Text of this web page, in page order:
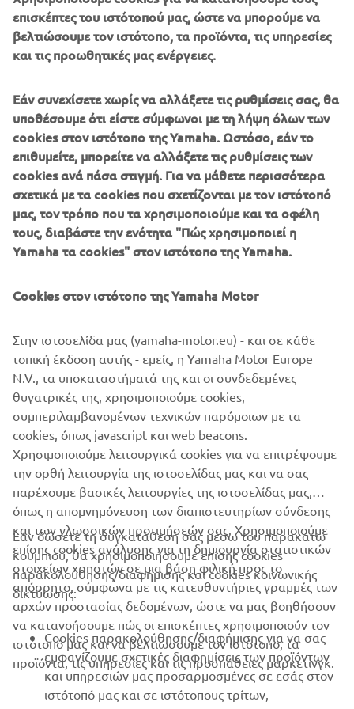
βοηθήσουν στον καθαρισμό της λίμνης. Από τις
προετοιμασίες για την αναχώρηση έως και τον
καθαρισμό μετά την επιστροφή μας στο λιμάνι, οι
ένας από τον άλλον καθόλη την διάρκεια.
Εκείνη την ημέρα, μαζεύτηκαν περίπου 240 κιλά
σκουπίδια από το νερό και συσκευάστηκαν σε 138
σακούλες. Ελπίζουμε αυτή η εκδήλωση ευγνωμοσύνης
που διοργανώνεται από την Yamaha Motor, να συνεχιστεί
για πολλά ακόμη χρόνια.
©Yamaha Motor Europe N.V. / Yamaha Motor Co., Ltd.
δεν επιτρέπεται να χρησιμοποιηθούν για εμπορικούς ή μη
εμπορικούς σκοπούς χωρίς τη ρητή γραπτή συγκατάθεση
της Yamaha Motor Europe N.V. ή/και της Yamaha Motor
Co., Ltd.
Πάντα, να οδηγείτε με ασφάλεια και να τηρείτε τους
κανόνες οδικής κυκλοφορίας.
ΕΤΑΙΡΕΊΑ
B2B
ΠΕΡΙΣΣΌΤΕΡΑ YAMAHA
SUPPORT
επισκέπτες του ιστότοπού μας, ώστε να μπορούμε να
βελτιώσουμε τον ιστότοπο, τα προϊόντα, τις υπηρεσίες
και τις προωθητικές μας ενέργειες.
Εάν συνεχίσετε χωρίς να αλλάξετε τις ρυθμίσεις σας, θα
υποθέσουμε ότι είστε σύμφωνοι με τη λήψη όλων των
cookies στον ιστότοπο της Yamaha. Ωστόσο, εάν το
επιθυμείτε, μπορείτε να αλλάξετε τις ρυθμίσεις των
cookies ανά πάσα στιγμή. Για να μάθετε περισσότερα
σχετικά με τα cookies που σχετίζονται με τον ιστότοπό
μας, τον τρόπο που τα χρησιμοποιούμε και τα οφέλη
τους, διαβάστε την ενότητα "Πώς χρησιμοποιεί η
Yamaha τα cookies" στον ιστότοπο της Yamaha.
Cookies στον ιστότοπο της Yamaha Motor
Στην ιστοσελίδα μας (yamaha-motor.eu) - και σε κάθε
τοπική έκδοση αυτής - εμείς, η Yamaha Motor Europe
N.V., τα υποκαταστήματά της και οι συνδεδεμένες
θυγατρικές της, χρησιμοποιούμε cookies,
συμπεριλαμβανομένων τεχνικών παρόμοιων με τα
cookies, όπως javascript και web beacons.
Χρησιμοποιούμε λειτουργικά cookies για να επιτρέψουμε
την ορθή λειτουργία της ιστοσελίδας μας και να σας
παρέχουμε βασικές λειτουργίες της ιστοσελίδας μας,
όπως η απομνημόνευση των διαπιστευτηρίων σύνδεσης
και των γλωσσικών προτιμήσεών σας. Χρησιμοποιούμε
επίσης cookies ανάλυσης για τη δημιουργία στατιστικών
στοιχείων χρηστών σε μια βάση φιλική προς το
απόρρητο, σύμφωνα με τις κατευθυντήριες γραμμές των
αρχών προστασίας δεδομένων, ώστε να μας βοηθήσουν
να κατανοήσουμε πώς οι επισκέπτες χρησιμοποιούν τον
ιστότοπό μας και να βελτιώσουμε τον ιστότοπο, τα
προϊόντα, τις υπηρεσίες και τις προσπάθειες μάρκετινγκ.
Εάν δώσετε τη συγκατάθεσή σας μέσω του παρακάτω
κουμπιού, θα χρησιμοποιήσουμε επίσης cookies
παρακολούθησης/διαφήμισης και cookies κοινωνικής
δικτύωσης:
Cookies παρακολούθησης/διαφήμισης για να σας
εμφανίζουμε σχετικές διαφημίσεις των προϊόντων
και υπηρεσιών μας προσαρμοσμένες σε εσάς στον
ιστότοπό μας και σε ιστότοπους τρίτων,